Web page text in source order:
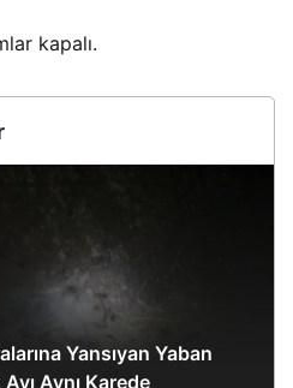
kapalı.
Yansıyan Yaban
Aynı Karede